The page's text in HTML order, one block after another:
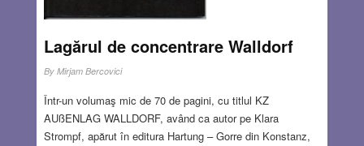
Lagărul de concentrare Walldorf
By Mirjam Bercovici
Într-un volumaş mic de 70 de pagini, cu titlul KZ
AUßENLAG WALLDORF, având ca autor pe Klara
Strompf, apărut în editura Hartung – Gorre din Konstanz,